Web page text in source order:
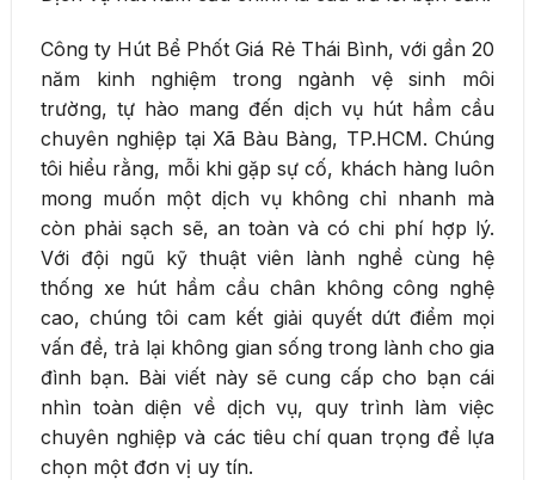
Công ty Hút Bể Phốt Giá Rẻ Thái Bình, với gần 20
năm kinh nghiệm trong ngành vệ sinh môi
trường, tự hào mang đến dịch vụ hút hầm cầu
chuyên nghiệp tại Xã Bàu Bàng, TP.HCM. Chúng
tôi hiểu rằng, mỗi khi gặp sự cố, khách hàng luôn
mong muốn một dịch vụ không chỉ nhanh mà
còn phải sạch sẽ, an toàn và có chi phí hợp lý.
Với đội ngũ kỹ thuật viên lành nghề cùng hệ
thống xe hút hầm cầu chân không công nghệ
cao, chúng tôi cam kết giải quyết dứt điểm mọi
vấn đề, trả lại không gian sống trong lành cho gia
đình bạn. Bài viết này sẽ cung cấp cho bạn cái
nhìn toàn diện về dịch vụ, quy trình làm việc
chuyên nghiệp và các tiêu chí quan trọng để lựa
chọn một đơn vị uy tín.